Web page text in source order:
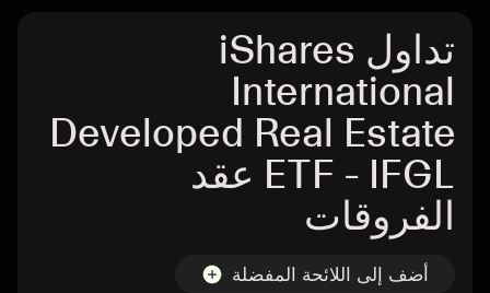
تداول iShares
International
Developed Real Estate
ETF - IFGL عقد
الفروقات
أضف إلى اللائحة المفضلة